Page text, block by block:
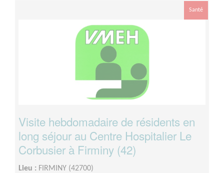
Santé
Visite hebdomadaire de résidents en
long séjour au Centre Hospitalier Le
Corbusier à Firminy (42)
Lieu : FIRMINY (42700)